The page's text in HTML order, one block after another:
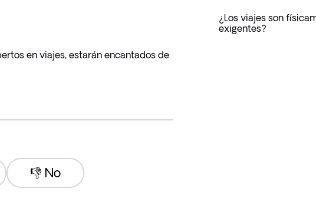
en viajes, estarán encantados de
👎 No
¿Los viajes son
exigentes?